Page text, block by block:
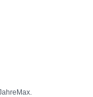
Max.